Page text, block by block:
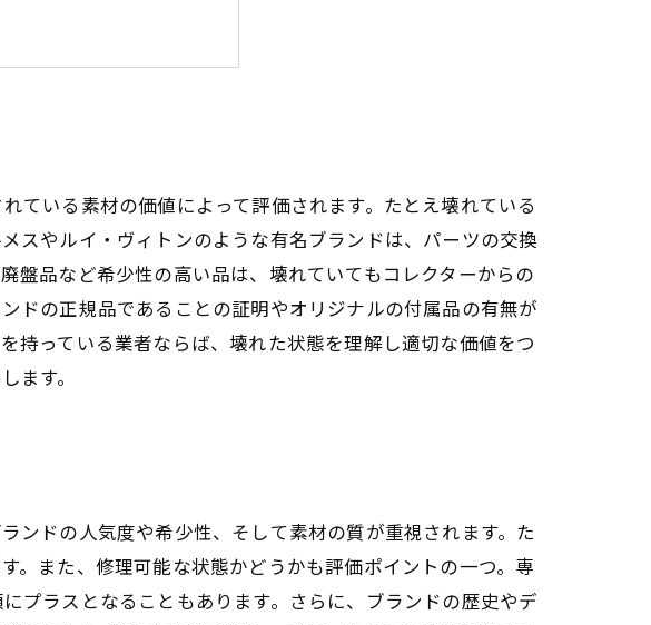
び方
紹介
を逃さず賢く売ろう
ている素材の価値によって評価されます。たとえ壊れている
スやルイ・ヴィトンのような有名ブランドは、パーツの交換
盤品など希少性の高い品は、壊れていてもコレクターからの
ドの正規品であることの証明やオリジナルの付属品の有無が
持っている業者ならば、壊れた状態を理解し適切な価値をつ
ます。
ンドの人気度や希少性、そして素材の質が重視されます。た
。また、修理可能な状態かどうかも評価ポイントの一つ。専
プラスとなることもあります。さらに、ブランドの歴史やデ